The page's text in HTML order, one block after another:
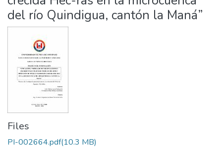
del río Quindigua, cantón la Maná”
Files
PI-002664.pdf(10.3 MB)